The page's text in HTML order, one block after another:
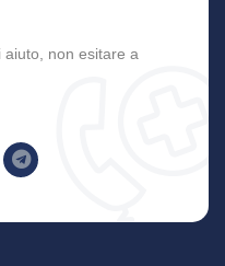
non esitare a